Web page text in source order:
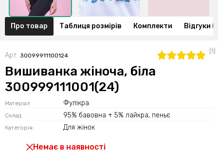
Про товар Таблиця розмірів Комплекти Відгуки
Арт. 30099911100124
(1)
Вишиванка жіноча, біла
300999111001(24)
Матеріал Фулікра
Склад 95% бавовна + 5% лайкра, пеньє
Категорія: Для жінок
Немає в наявності